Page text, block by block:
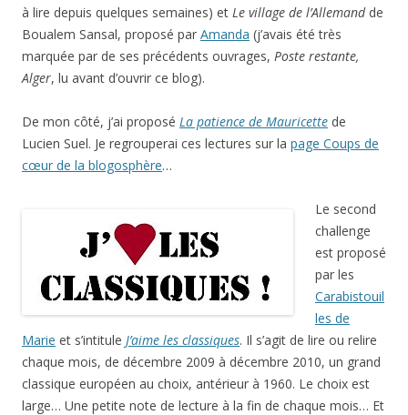
à lire depuis quelques semaines) et Le village de l’Allemandde
Boualem Sansal, proposé par Amanda (j’avais été très
marquée par de ses précédents ouvrages, Poste restante,
Alger, lu avant d’ouvrir ce blog).
De mon côté, j’ai proposé La patience de Mauricette de
Lucien Suel. Je regrouperai ces lectures sur la page Coups de
cœur de la blogosphère…
Le second
challenge
est proposé
par les
Carabistouil
les de
Marie et s’intitule J’aime les classiques. Il s’agit de lire ou relire
chaque mois, de décembre 2009 à décembre 2010, un grand
classique européen au choix, antérieur à 1960. Le choix est
large… Une petite note de lecture à la fin de chaque mois… Et